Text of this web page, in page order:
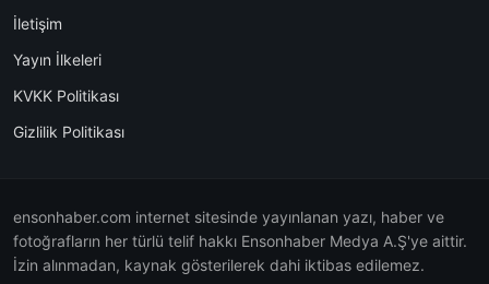
İletişim
Yayın İlkeleri
KVKK Politikası
Gizlilik Politikası
ensonhaber.com internet sitesinde yayınlanan yazı, haber ve
fotoğrafların her türlü telif hakkı Ensonhaber Medya A.Ş'ye aittir.
İzin alınmadan, kaynak gösterilerek dahi iktibas edilemez.